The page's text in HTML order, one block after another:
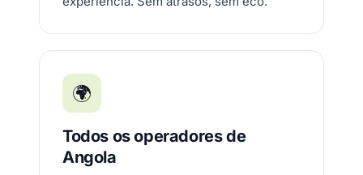
🌍
Todos os operadores de
Angola